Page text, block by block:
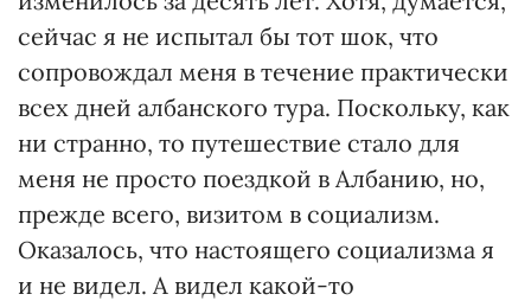
сейчас я не испытал бы тот шок, что
сопровождал меня в течение практически
всех дней албанского тура. Поскольку, как
ни странно, то путешествие стало для
меня не просто поездкой в Албанию, но,
прежде всего, визитом в социализм.
Оказалось, что настоящего социализма я
и не видел. А видел какой-то